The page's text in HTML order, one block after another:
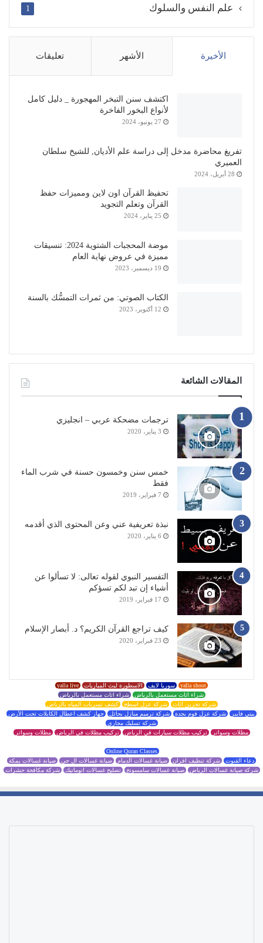
علم النفس والسلوك 1
الأخيرة الأشهر تعليقات
اكتشف سنن التبخر المهجورة _ دليل كامل
لأنواع البخور الفاخرة
27 يونيو، 2024
تفريغ محاضرة مدخل إلى دراسة علم الأديان, للشيخ سلطان
العميري
28 أبريل، 2024
تحفيظ القرآن اون لاين ومميزات حفظ
القرآن وتعلم التجويد
25 يناير، 2024
موضة المحجبات الشتوية 2024: تنسيقات
مميزة في عروض نهاية العام
19 ديسمبر، 2023
الكتاب الصوتي: من ثمرات التمسُّك بالسنة
12 أكتوبر، 2023
المقالات الشائعة
ترجمات مضحكة عربي – انجليزي
3 يناير، 2020
خمس سنن وخمسون حسنة في شرب الماء
فقط
7 فبراير، 2019
نبذة تعريفية عني وعن المحتوى الذي أقدمه
6 يناير، 2020
التفسير النبوي لقوله تعالى: لا تسألوا عن
أشياء إن تبد لكم تسؤكم
17 فبراير، 2019
كيف تراجع القرآن الكريم؟ د. أبصار الإسلام
23 فبراير، 2020
yalla shoot سوريا لايف الاسطورة لبث المباريات yalla live
شراء اثاث مستعمل بالرياض شراء اثاث مستعمل بالرياض
شركة تخزين اثاث شركة عزل اسطح كشف تسربات المياه بالرياض
بيتي فايبر شركة عزل فوم بجدة شركة ترميم منازل بحائل جهاز كشف اعطال الكابلات تحت الأرض
شركة تسليك مجاري
مظلات وسواتر تركيب مظلات سيارات في الرياض تركيب مظلات في الرياض مظلات وسواتر
Online Quran Classes
دعاء القنوت شركة تنظيف افران صيانة غسالات الدمام صيانة غسالات ال جي صيانة غسالات بمكة
شركة صيانة غسالات الرياض صيانة غسالات سامسونج تصليح غسالات اتوماتيك شركة مكافحة حشرات